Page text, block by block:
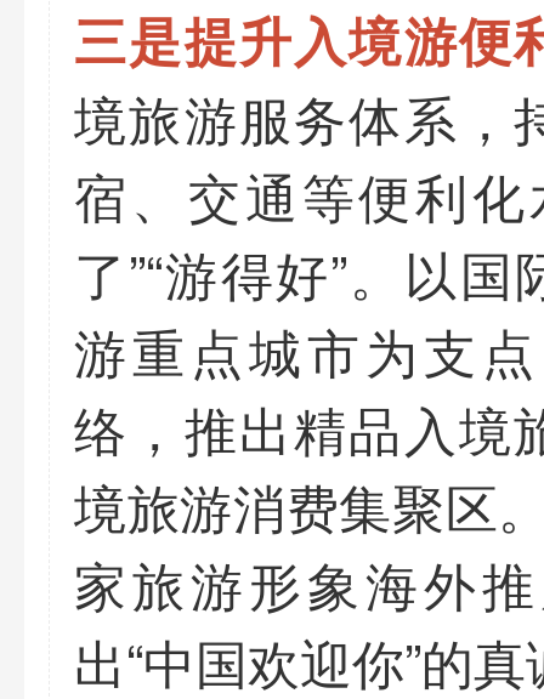
三是提升入境游便
境旅游服务体系，
宿、交通等便利
了”“游得好”。以
游重点城市为支
络，推出精品入境
境旅游消费集聚区
家旅游形象海外
出“中国欢迎你”的